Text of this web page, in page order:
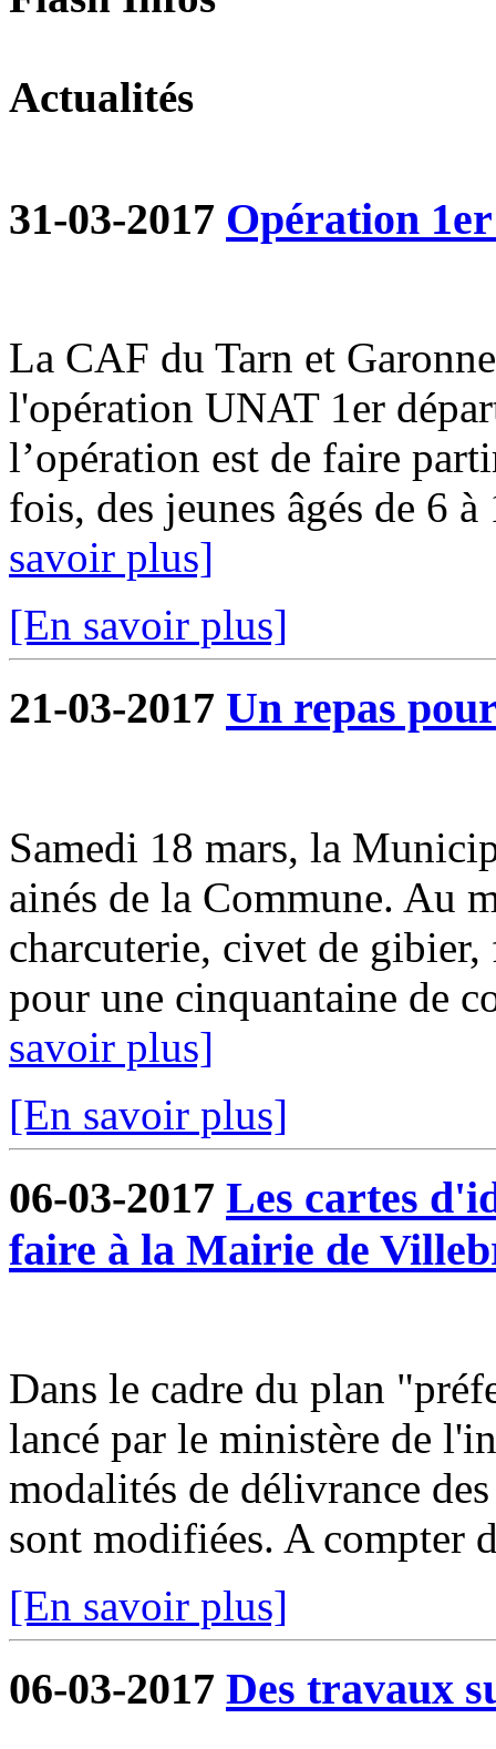
Actualités
31-03-2017 Opération
La CAF du Tarn et
l'opération UNAT 1er
l’opération est de faire
fois, des jeunes âgés de 6
savoir plus]
[En savoir plus]
21-03-2017 Un repas
Samedi 18 mars, la
ainés de la Commune. Au
charcuterie, civet de
pour une cinquantaine de
savoir plus]
[En savoir plus]
06-03-2017 Les cartes
faire à la Mairie de
Dans le cadre du plan
lancé par le ministère de
modalités de délivrance
sont modifiées. A compter
[En savoir plus]
06-03-2017 Des travaux